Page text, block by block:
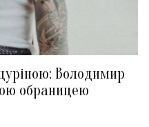
Володимир
обраницею